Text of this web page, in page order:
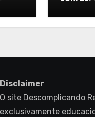
focado
Disclaimer
O site Descomplicando
exclusivamente